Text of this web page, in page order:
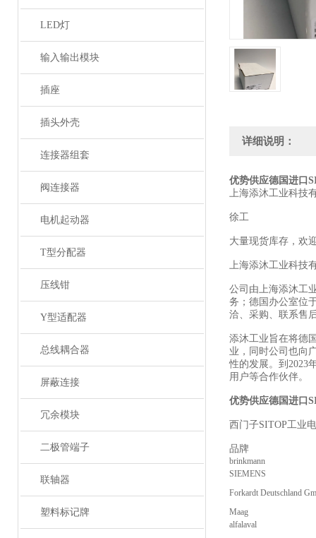
LED灯
输入输出模块
插座
插头外壳
连接器组套
阀连接器
电机起动器
T型分配器
压线钳
Y型适配器
总线耦合器
屏蔽连接
冗余模块
二极管端子
联轴器
塑料标记牌
详细说明：
优势供应德国进 口
上海添沐工业科技
徐工
大量现货库存，欢
上海添沐工业科技
公司由上海添沐工
务；德国办公室位
洽、采购、联系售
添沐工业旨在将德
业，同时公司也向
性的发展。到2023
用户等合作伙伴。
优势供应德国进口
西门子SITOP工业
品牌
brinkmann
SIEMENS
Forkardt Deutschland
Maag
alfalaval